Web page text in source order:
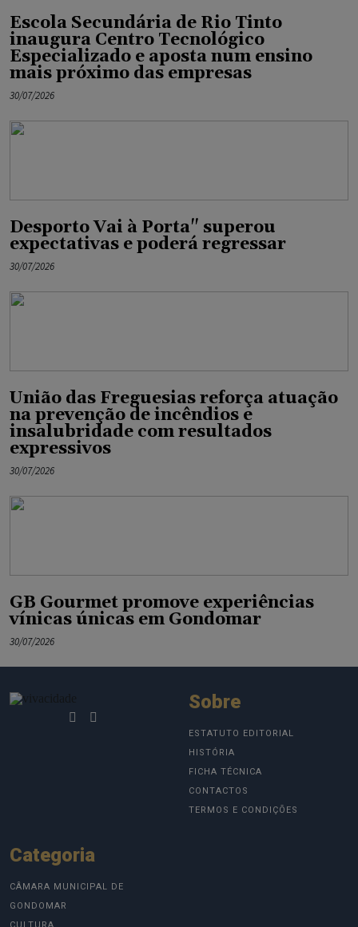
Escola Secundária de Rio Tinto
inaugura Centro Tecnológico
Especializado e aposta num ensino
mais próximo das empresas
30/07/2026
Desporto Vai à Porta" superou
expectativas e poderá regressar
30/07/2026
União das Freguesias reforça atuação
na prevenção de incêndios e
insalubridade com resultados
expressivos
30/07/2026
GB Gourmet promove experiências
vínicas únicas em Gondomar
30/07/2026
Sobre
ESTATUTO EDITORIAL
HISTÓRIA
FICHA TÉCNICA
CONTACTOS
TERMOS E CONDIÇÕES
Categoria
CÂMARA MUNICIPAL DE
GONDOMAR